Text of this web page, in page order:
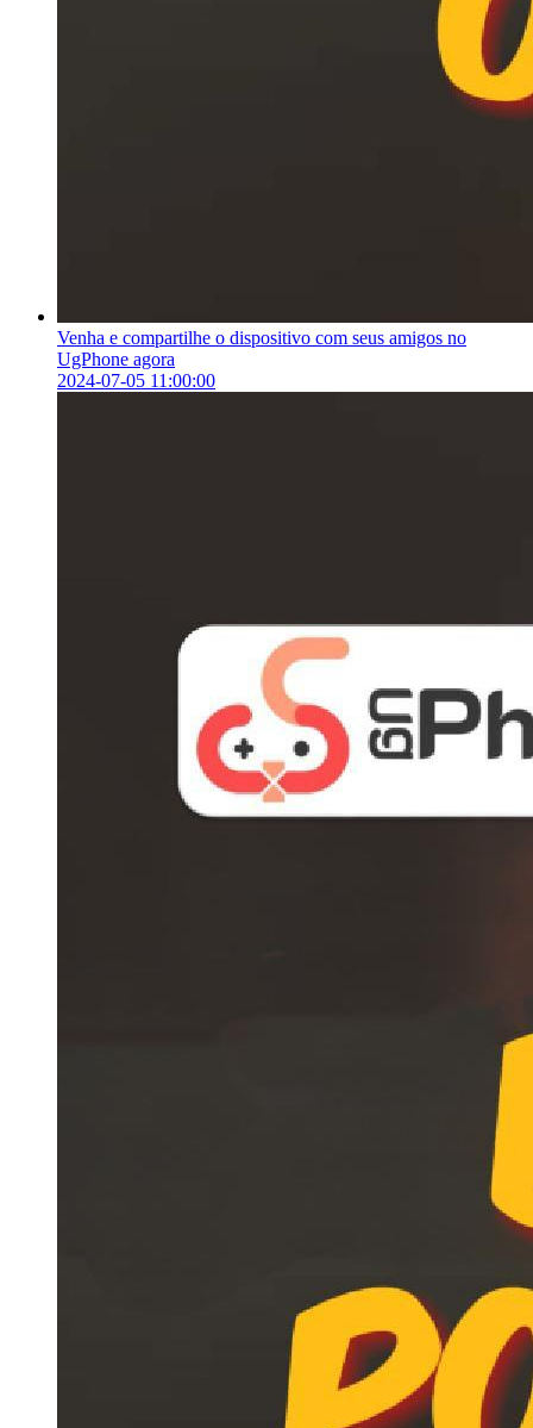
Venha e compartilhe o dispositivo com seus amigos no
UgPhone agora
2024-07-05 11:00:00